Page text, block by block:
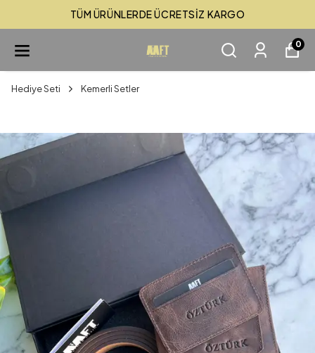
TÜM ÜRÜNLERDE ÜCRETSİZ KARGO
0
Hediye Seti Kemerli Setler